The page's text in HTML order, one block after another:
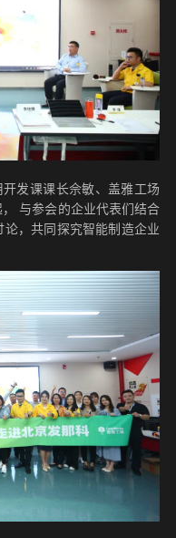
发课课长佘敏、盖雅工场
与参会的企业代表们结合
，共同探究智能制造企业